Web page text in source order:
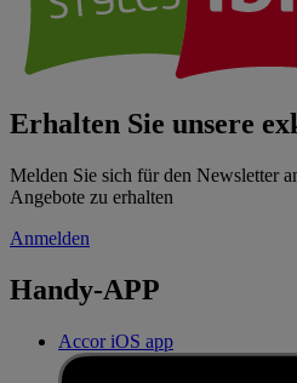
Erhalten Sie unsere
Melden Sie sich für den Newsletter
Angebote zu erhalten
Anmelden
Handy-APP
Accor iOS app